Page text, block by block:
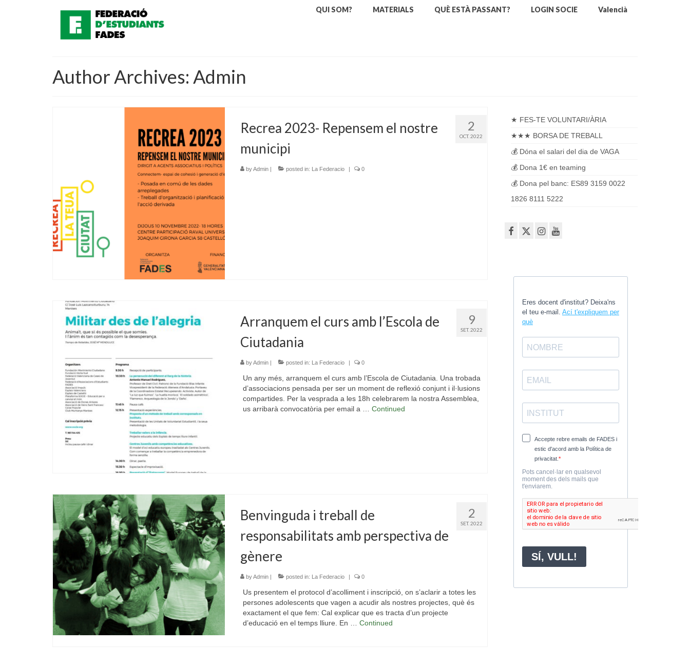
QUI SOM? MATERIALS QUÈ ESTÀ PASSANT? LOGIN SOCIE Valencià
Author Archives: Admin
2
OCT. 2022
Recrea 2023- Repensem el nostre
municipi
byAdmin| posted in: La Federacio 0
9
SET. 2022
Arranquem el curs amb l’Escola de
Ciutadania
byAdmin| posted in: La Federacio | 0
Un any més, arranquem el curs amb l’Escola de Ciutadania. Una trobada
d’associacions pensada per ser un moment de reflexió conjunt i il·lusions
compartides. Per la vesprada a les 18h celebrarem la nostra Assemblea,
us arribarà convocatòria per email a … Continued
2
SET. 2022
Benvinguda i treball de
responsabilitats amb perspectiva de
gènere
byAdmin| posted in: La Federacio | 0
Us presentem el protocol d’acolliment i inscripció, on s’aclarir a totes les
persones adolescents que vagen a acudir als nostres projectes, què és
exactament el que fem: Cal explicar que es tracta d’un projecte
d’educació en el temps lliure. En … Continued
★ FES-TE VOLUNTARI/ÀRIA
★★★ BORSA DE TREBALL
💰 Dóna el salari del dia de VAGA
💰 Dona 1€ en teaming
💰 Dona pel banc: ES89 3159 0022
1826 8111 5222